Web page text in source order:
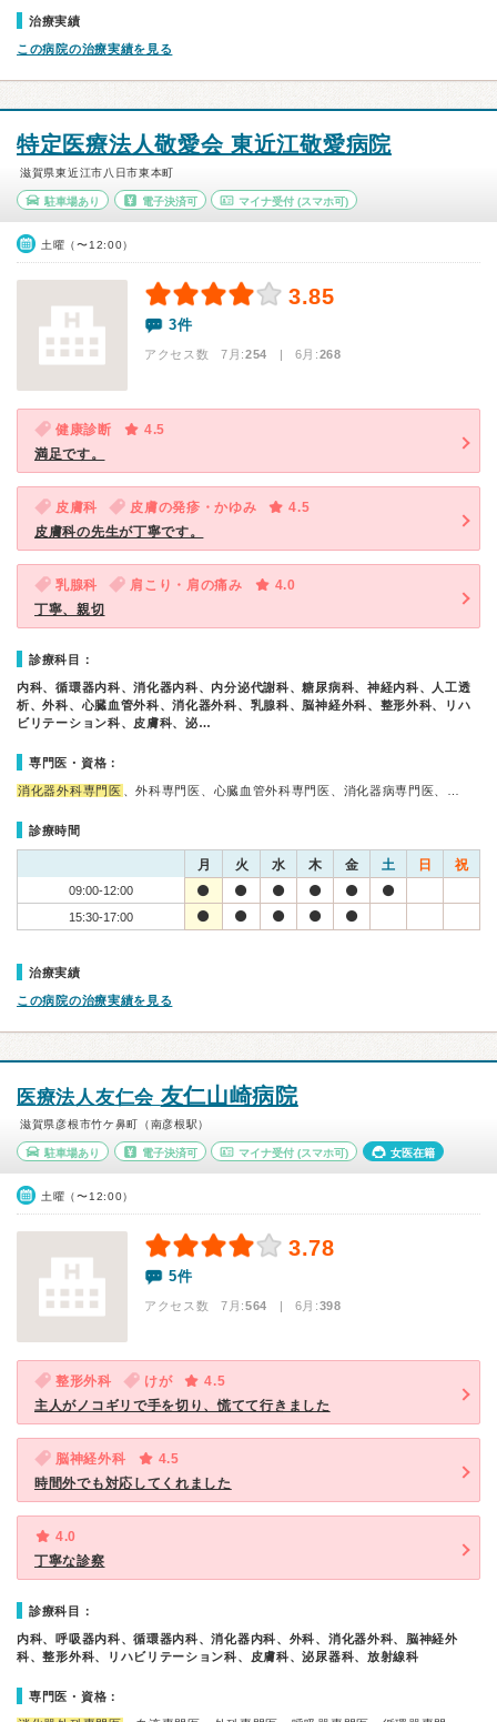
治療実績
この病院の治療実績を見る
特定医療法人敬愛会 東近江敬愛病院
滋賀県東近江市八日市東本町
駐車場あり 電子決済可 マイナ受付 (スマホ可)
土曜（〜12:00）
3.85
3件
アクセス数 7月:254 | 6月:268
健康診断
4.5
満足です。
皮膚科 皮膚の発疹・かゆみ
4.5
皮膚科の先生が丁寧です。
乳腺科 肩こり・肩の痛み
4.0
丁寧、親切
診療科目：
内科、循環器内科、消化器内科、内分泌代謝科、糖尿病科、神経内科、人工透
析、外科、心臓血管外科、消化器外科、乳腺科、脳神経外科、整形外科、リハ
ビリテーション科、皮膚科、泌…
専門医・資格：
消化器外科専門医 、外科専門医、心臓血管外科専門医、消化器病専門医、…
診療時間
月 火 水 木 金 土 日 祝
09:00-12:00
15:30-17:00
治療実績
この病院の治療実績を見る
医療法人友仁会 友仁山崎病院
滋賀県彦根市竹ケ鼻町（南彦根駅）
駐車場あり 電子決済可 マイナ受付 (スマホ可) 女医在籍
土曜（〜12:00）
3.78
5件
アクセス数 7月:564 | 6月:398
整形外科 けが
4.5
主人がノコギリで手を切り、慌てて行きました
脳神経外科
4.5
時間外でも対応してくれました
4.0
丁寧な診察
診療科目：
内科、呼吸器内科、循環器内科、消化器内科、外科、消化器外科、脳神経外
科、整形外科、リハビリテーション科、皮膚科、泌尿器科、放射線科
専門医・資格：